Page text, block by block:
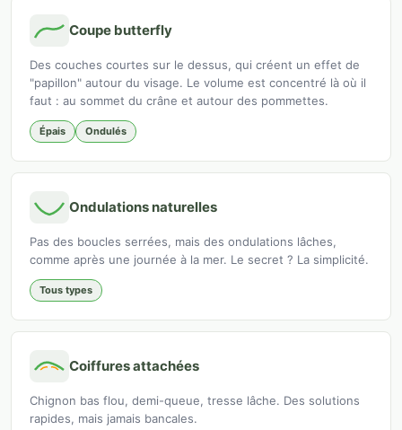
Coupe butterfly
Des couches courtes sur le dessus, qui créent un effet de
"papillon" autour du visage. Le volume est concentré là où il
faut : au sommet du crâne et autour des pommettes.
Épais Ondulés
Ondulations naturelles
Pas des boucles serrées, mais des ondulations lâches,
comme après une journée à la mer. Le secret ? La simplicité.
Tous types
Coiffures attachées
Chignon bas flou, demi-queue, tresse lâche. Des solutions
rapides, mais jamais bancales.